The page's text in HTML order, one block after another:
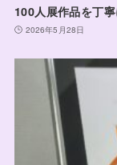
100人展作品を丁
2026年5月28日